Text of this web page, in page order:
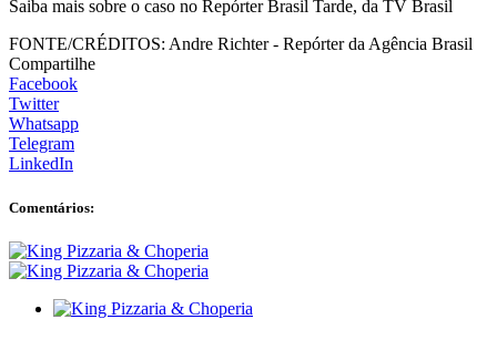
Saiba mais sobre o caso no Repórter Brasil Tarde, da TV Brasil
FONTE/CRÉDITOS: Andre Richter - Repórter da Agência Brasil
Compartilhe
Facebook
Twitter
Whatsapp
Telegram
LinkedIn
Comentários: